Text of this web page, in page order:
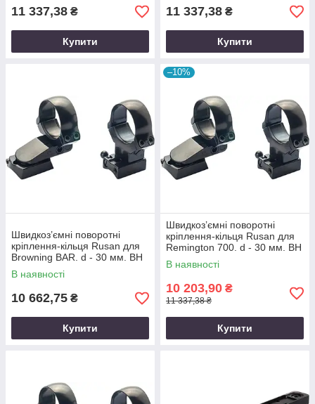
11 337,38 ₴
Купити
11 337,38 ₴
Купити
Швидкоз’ємні поворотні
кріплення-кільця Rusan для
Browning BAR. d - 30 мм. BH
21 мм. KR 32 мм
В наявності
10 662,75 ₴
Купити
–10%
Швидкоз’ємні поворотні
кріплення-кільця Rusan для
Remington 700. d - 30 мм. BH
19 мм. KR32 мм
В наявності
10 203,90 ₴
11 337,38 ₴
Купити